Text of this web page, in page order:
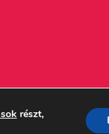
– 1146
részt,